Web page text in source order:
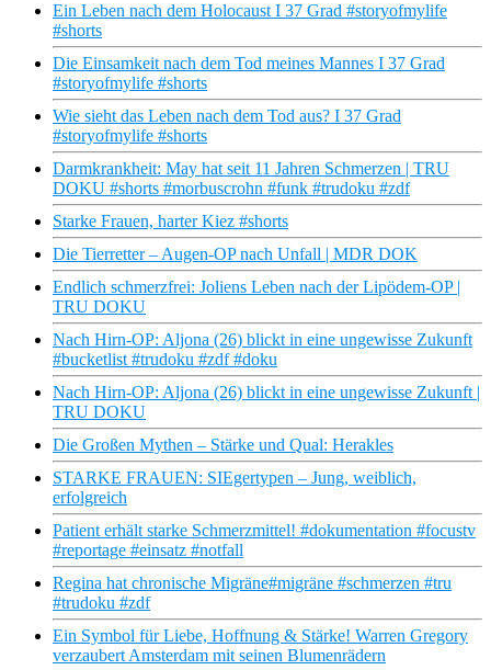
Ein Leben nach dem Holocaust I 37 Grad #storyofmylife
#shorts
Die Einsamkeit nach dem Tod meines Mannes I 37 Grad
#storyofmylife #shorts
Wie sieht das Leben nach dem Tod aus? I 37 Grad
#storyofmylife #shorts
Darmkrankheit: May hat seit 11 Jahren Schmerzen | TRU
DOKU #shorts #morbuscrohn #funk #trudoku #zdf
Starke Frauen, harter Kiez #shorts
Die Tierretter – Augen-OP nach Unfall | MDR DOK
Endlich schmerzfrei: Joliens Leben nach der Lipödem-OP |
TRU DOKU
Nach Hirn-OP: Aljona (26) blickt in eine ungewisse Zukunft
#bucketlist #trudoku #zdf #doku
Nach Hirn-OP: Aljona (26) blickt in eine ungewisse Zukunft |
TRU DOKU
Die Großen Mythen – Stärke und Qual: Herakles
STARKE FRAUEN: SIEgertypen – Jung, weiblich,
erfolgreich
Patient erhält starke Schmerzmittel! #dokumentation #focustv
#reportage #einsatz #notfall
Regina hat chronische Migräne#migräne #schmerzen #tru
#trudoku #zdf
Ein Symbol für Liebe, Hoffnung & Stärke! Warren Gregory
verzaubert Amsterdam mit seinen Blumenrädern